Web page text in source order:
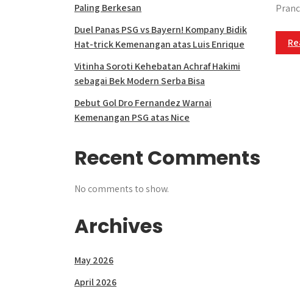
Paling Berkesan
Duel Panas PSG vs Bayern! Kompany Bidik
Hat-trick Kemenangan atas Luis Enrique
Vitinha Soroti Kehebatan Achraf Hakimi
sebagai Bek Modern Serba Bisa
Debut Gol Dro Fernandez Warnai
Kemenangan PSG atas Nice
Recent Comments
No comments to show.
Archives
May 2026
April 2026